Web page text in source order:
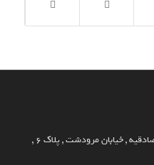
آدرس : تهران ، ضلع شمالی فلکه دوم صادقیه , خیابان مرودشت , پلاک ۶ ,